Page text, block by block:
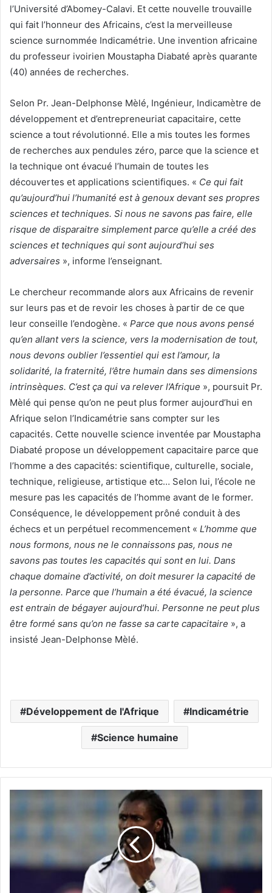
l’Université d’Abomey-Calavi. Et cette nouvelle trouvaille
qui fait l’honneur des Africains, c’est la merveilleuse
science surnommée Indicamétrie. Une invention africaine
du professeur ivoirien Moustapha Diabaté après quarante
(40) années de recherches.
Selon Pr. Jean-Delphonse Mèlé, Ingénieur, Indicamètre de
développement et d’entrepreneuriat capacitaire, cette
science a tout révolutionné. Elle a mis toutes les formes
de recherches aux pendules zéro, parce que la science et
la technique ont évacué l’humain de toutes les
découvertes et applications scientifiques. « Ce qui fait
qu’aujourd’hui l’humanité est à genoux devant ses propres
sciences et techniques. Si nous ne savons pas faire, elle
risque de disparaitre simplement parce qu’elle a créé des
sciences et techniques qui sont aujourd’hui ses
adversaires », informe l’enseignant.
Le chercheur recommande alors aux Africains de revenir
sur leurs pas et de revoir les choses à partir de ce que
leur conseille l’endogène. « Parce que nous avons pensé
qu’en allant vers la science, vers la modernisation de tout,
nous devons oublier l’essentiel qui est l’amour, la
solidarité, la fraternité, l’être humain dans ses dimensions
intrinsèques. C’est ça qui va relever l’Afrique », poursuit Pr.
Mèlé qui pense qu’on ne peut plus former aujourd’hui en
Afrique selon l’Indicamétrie sans compter sur les
capacités. Cette nouvelle science inventée par Moustapha
Diabaté propose un développement capacitaire parce que
l’homme a des capacités: scientifique, culturelle, sociale,
technique, religieuse, artistique etc… Selon lui, l’école ne
mesure pas les capacités de l’homme avant de le former.
Conséquence, le développement prôné conduit à des
échecs et un perpétuel recommencement « L’homme que
nous formons, nous ne le connaissons pas, nous ne
savons pas toutes les capacités qui sont en lui. Dans
chaque domaine d’activité, on doit mesurer la capacité de
la personne. Parce que l’humain a été évacué, la science
est entrain de bégayer aujourd’hui. Personne ne peut plus
être formé sans qu’on ne fasse sa carte capacitaire », a
insisté Jean-Delphonse Mèlé.
Développement de l'Afrique Indicamétrie
Science humaine